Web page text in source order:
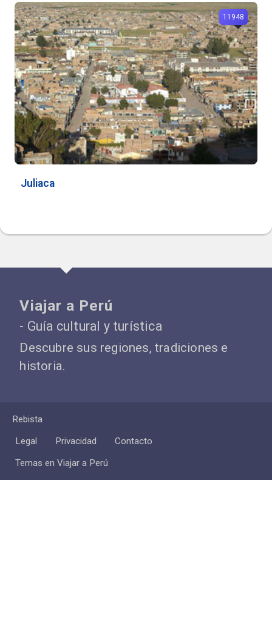
Juliaca
11948
Viajar a Perú
- Guía cultural y turística
Descubre sus regiones, tradiciones e
historia.
Rebista
Legal
Privacidad
Contacto
Temas en Viajar a Perú